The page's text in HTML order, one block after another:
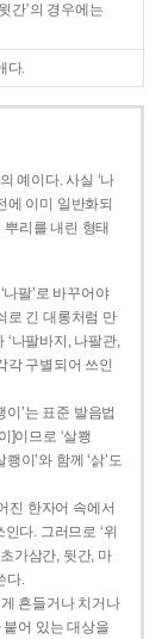
간’의 경우에는
다.
예이다. 사실 ‘나
에 이미 일반화되
리를 내린 형태
나팔’로 바꾸어야
로 긴 대롱처럼 만
‘나팔바지, 나팔관,
각 구별되어 쓰인
이’는 표준 발음법
]이므로 ‘살쾡
이’와 함께 ‘삵’도
진 한자어 속에서
다. 그러므로 ‘위
가삼간, 뒷간, 마
다.
흔들거나 치거나
붙어 있는 대상을